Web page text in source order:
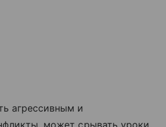
агрессивным и
может срывать уроки,